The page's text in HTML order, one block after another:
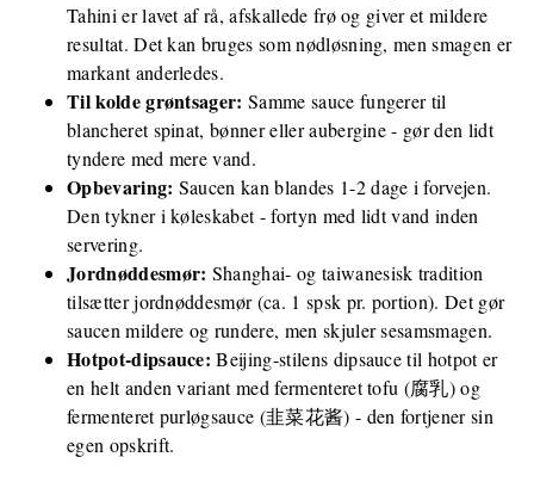
Tahini er lavet af rå, afskallede frø og giver et mildere
resultat. Det kan bruges som nødløsning, men smagen er
markant anderledes.
Til kolde grøntsager: Samme sauce fungerer til
blancheret spinat, bønner eller aubergine - gør den lidt
tyndere med mere vand.
Opbevaring: Saucen kan blandes 1-2 dage i forvejen.
Den tykner i køleskabet - fortyn med lidt vand inden
servering.
Jordnøddesmør: Shanghai- og taiwanesisk tradition
tilsætter jordnøddesmør (ca. 1 spsk pr. portion). Det gør
saucen mildere og rundere, men skjuler sesamsmagen.
Hotpot-dipsauce: Beijing-stilens dipsauce til hotpot er
en helt anden variant med fermenteret tofu (腐乳) og
fermenteret purløgsauce (韭菜花酱) - den fortjener sin
egen opskrift.